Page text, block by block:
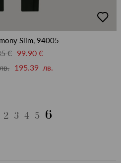
в
Slim, 94005
€
99.90 €
195.39 лв.
2 3 4 5 6